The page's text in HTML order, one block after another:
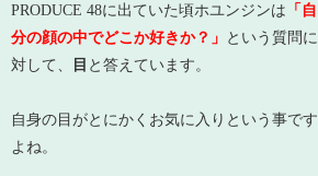
PRODUCE 48に出ていた頃ホユンジンは 「自
分の顔の中でどこか好きか？」 という質問に
対して、
目 と答えています。
自身の目がとにかくお気に入りという事です
よね。